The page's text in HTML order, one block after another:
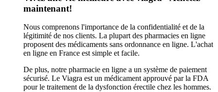
maintenant!
Nous comprenons l'importance de la confidentialité et de la
légitimité de nos clients. La plupart des pharmacies en ligne
proposent des médicaments sans ordonnance en ligne. L'achat
en ligne en France est simple et facile.
De plus, notre pharmacie en ligne a un système de paiement
sécurisé. Le Viagra est un médicament approuvé par la FDA
pour le traitement de la dysfonction érectile chez les hommes.